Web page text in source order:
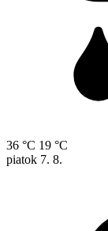
36 °C 19 °C
piatok 7. 8.